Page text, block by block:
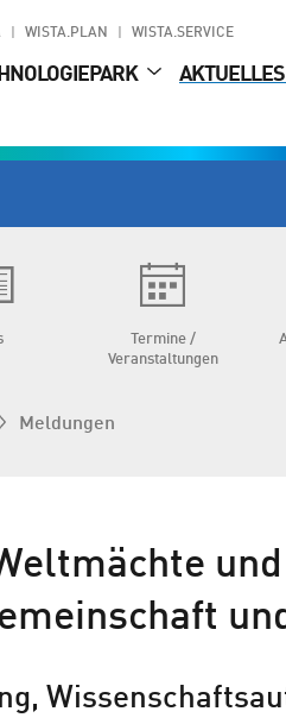
WISTA.PLAN WISTA.SERVICE
AKTUELLES
Termine /
Veranstaltungen
Meldungen